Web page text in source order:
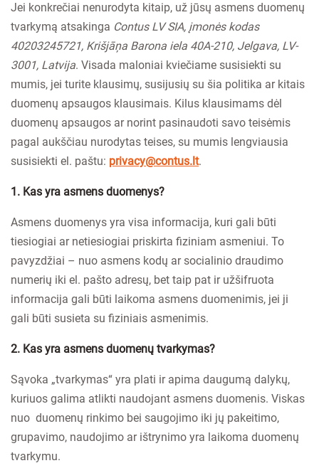
Jei konkrečiai nenurodyta kitaip, už jūsų asmens duomenų
tvarkymą atsakinga Contus LV SIA, įmonės kodas
40203245721, Krišjāņa Barona iela 40A-210, Jelgava, LV-
3001, Latvija. Visada maloniai kviečiame susisiekti su
mumis, jei turite klausimų, susijusių su šia politika ar kitais
duomenų apsaugos klausimais. Kilus klausimams dėl
duomenų apsaugos ar norint pasinaudoti savo teisėmis
pagal aukščiau nurodytas teises, su mumis lengviausia
susisiekti el. paštu: privacy@contus.lt.
1. Kas yra asmens duomenys?
Asmens duomenys yra visa informacija, kuri gali būti
tiesiogiai ar netiesiogiai priskirta fiziniam asmeniui. To
pavyzdžiai – nuo ​​asmens kodų ar socialinio draudimo
numerių iki el. pašto adresų, bet taip pat ir užšifruota
informacija gali būti laikoma asmens duomenimis, jei ji
gali būti susieta su fiziniais asmenimis.
2. Kas yra asmens duomenų tvarkymas?
Sąvoka „tvarkymas“ yra plati ir apima daugumą dalykų,
kuriuos galima atlikti naudojant asmens duomenis. Viskas
nuo duomenų rinkimo bei saugojimo iki jų pakeitimo,
grupavimo, naudojimo ar ištrynimo yra laikoma duomenų
tvarkymu.